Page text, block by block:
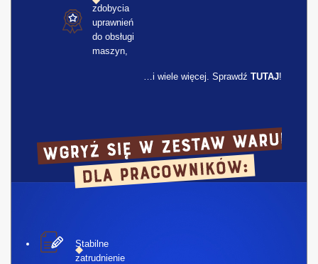
zdobycia
uprawnień
do obsługi
maszyn,
…i wiele więcej. Sprawdź TUTAJ!
Stabilne
zatrudnienie